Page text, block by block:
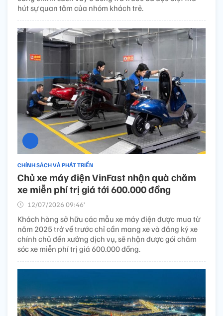
hút sự quan tâm của nhóm khách trẻ.
CHÍNH SÁCH VÀ PHÁT TRIỂN
Chủ xe máy điện VinFast nhận quà chăm
xe miễn phí trị giá tới 600.000 đồng
12/07/2026 09:46’
Khách hàng sở hữu các mẫu xe máy điện được mua từ
năm 2025 trở về trước chỉ cần mang xe và đăng ký xe
chính chủ đến xưởng dịch vụ, sẽ nhận được gói chăm
sóc xe miễn phí trị giá 600.000 đồng.